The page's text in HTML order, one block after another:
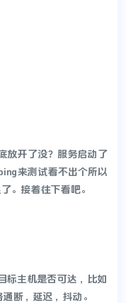
放开了没？服务启动了
来测试看不出个所以
。接着往下看吧。
标主机是否可达，比如
断，延迟，抖动。